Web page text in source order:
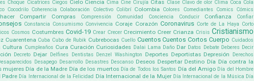
Choque Cicatrices Ciegos Cielo Ciencia Cima Cine Cirujía Citas Clase Clavo de olor Clima Coca Cola
Cocodrilo Coherencia Colaboración Colectivo Colibrí Colombia Colores Comediantes Comics Cómics
Compartir Compras Comprensión Comunidad Conciencia Conducir Confianza Confiar
Constancia Consumismo Convivencia Coraje Corazón Coronavirus Corte de La Haya Corto
Cosmos Costumbres Covid-19 Crear Crecer Crecimiento Creer Crianza Crisis Cristianismo
Cuarentena Cuba Cubo de Rubik Cubrebocas Cuello Cuentos Cuentos Cortos Cuerpo Cuidados
Cultura Cumpleaños Cura Curación Curiosidades Dalai Lama Daño Dar Datos Debate Deberes Decir
Decreto Dejar Delfines Dentistas Denzel Washington Deportes Deportistas Depresión
Derechos
Desapego Desarrollo Desastres Descanso Deseos Despertar Destino Día Día contra la
mujeres Día de la Madre Día de los muertos Día de Todos los Santos Día del Amigo Día del Hombre
Padre Día Internacional de la Felicidad Día Internacional de la Mujer Día Internacional de la Música Día